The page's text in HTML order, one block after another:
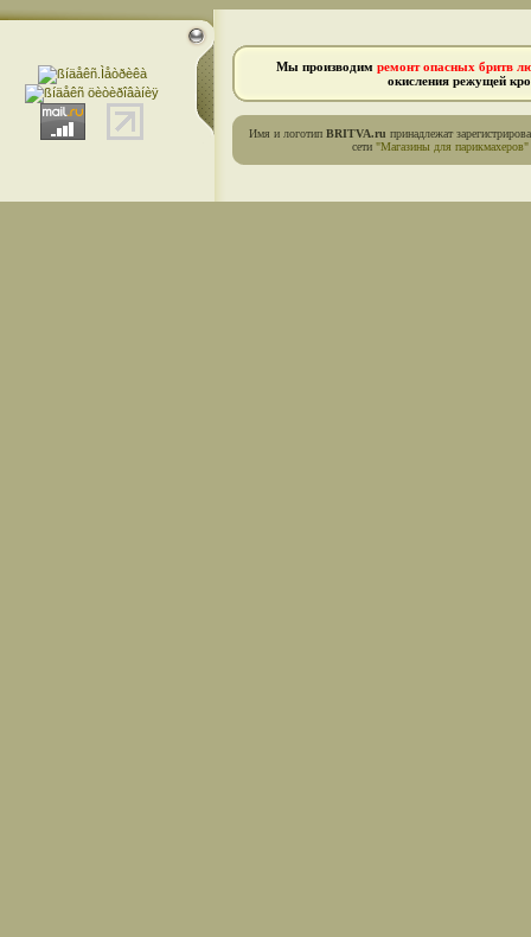
Мы производим ремонт опасных бритв
окисления режущей
Имя и логотип BRITVA.ru принадлежат
сети "Магазины для парикмахеров"